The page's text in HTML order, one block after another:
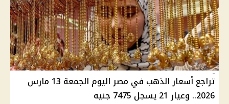
تراجع أسعار الذهب في مصر اليوم الجمعة 13 مارس
2026.. وعيار 21 يسجل 7475 جنيه